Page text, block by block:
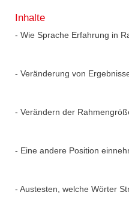
Inhalte
- Wie Sprache Erfahrung in
- Veränderung von
- Verändern der
- Eine andere Position
- Austesten, welche Wörter